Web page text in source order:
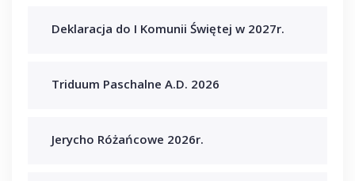
Deklaracja do I Komunii Świętej w 2027r.
Triduum Paschalne A.D. 2026
Jerycho Różańcowe 2026r.